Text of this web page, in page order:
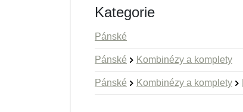
Kategorie
Pánské
Pánské Kombinézy a komplety
Pánské Kombinézy a komplety